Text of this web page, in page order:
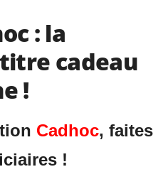
: la
cadeau
!
Cadhoc, faites
!